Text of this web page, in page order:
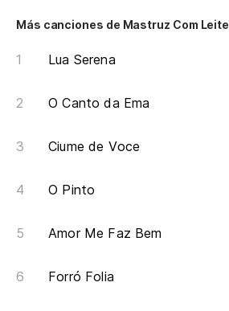
Más canciones de Mastruz Com Leite
Lua Serena
O Canto da Ema
Ciume de Voce
O Pinto
Amor Me Faz Bem
Forró Folia